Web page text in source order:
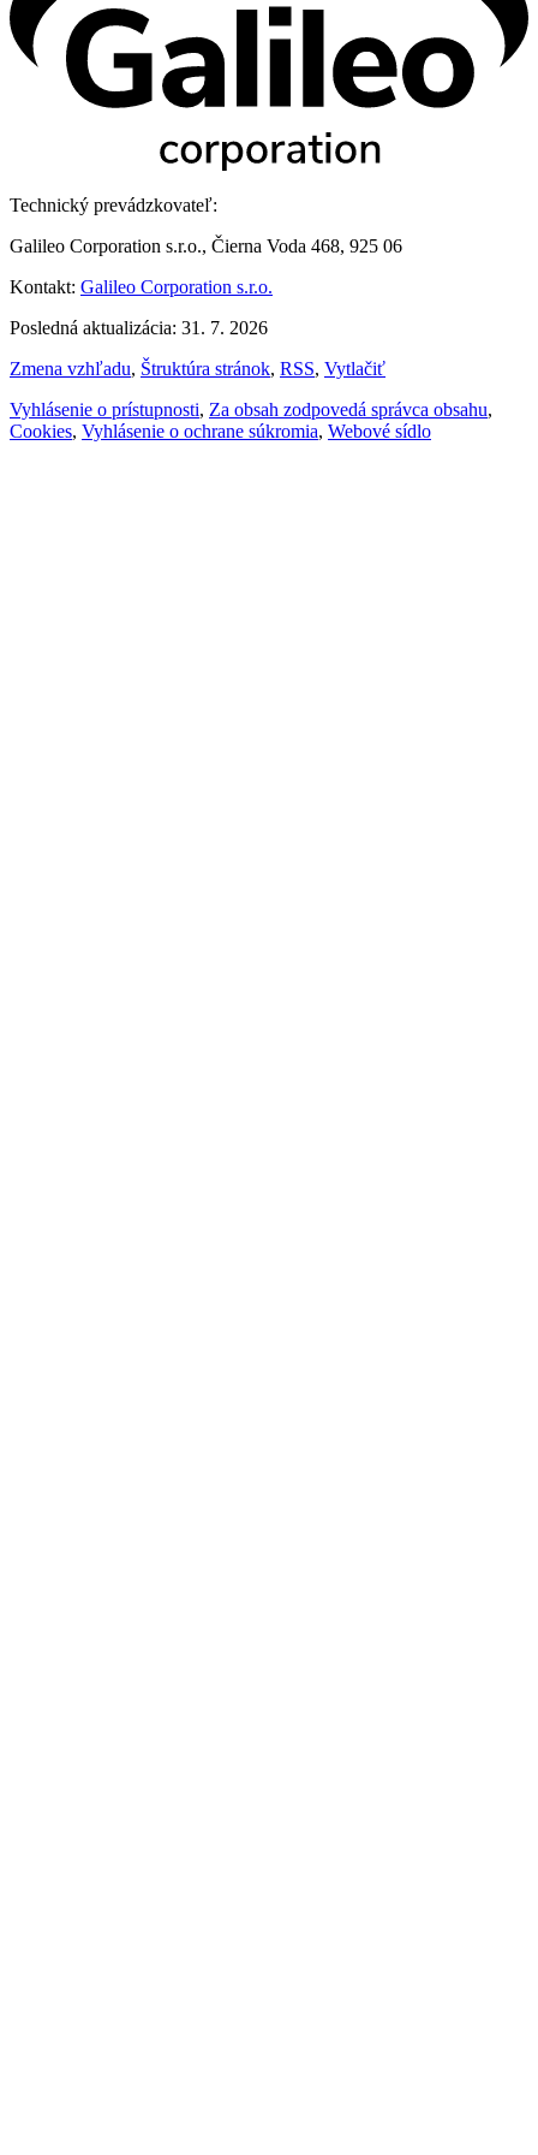
Technický prevádzkovateľ:
Galileo Corporation s.r.o., Čierna Voda 468, 925 06
Kontakt: Galileo Corporation s.r.o.
Posledná aktualizácia: 31. 7. 2026
Zmena vzhľadu, Štruktúra stránok, RSS, Vytlačiť
Vyhlásenie o prístupnosti, Za obsah zodpovedá správca obsahu,
Cookies, Vyhlásenie o ochrane súkromia, Webové sídlo